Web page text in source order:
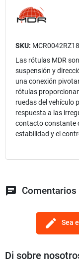
SKU:
Las rótulas MDR
suspensión y
una conexión
rótulas
ruedas del vehículo
respuesta a las
contacto constante
estabilidad y el
chat Comentarios
edit Sea
Di sobre